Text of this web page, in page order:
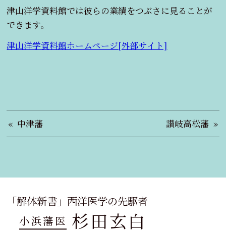
津山洋学資料館では彼らの業績をつぶさに見ることが
できます。
津山洋学資料館ホームページ[外部サイト]
中津藩 讃岐高松藩
「解体新書」西洋医学の先駆者
小浜藩医 杉田玄白